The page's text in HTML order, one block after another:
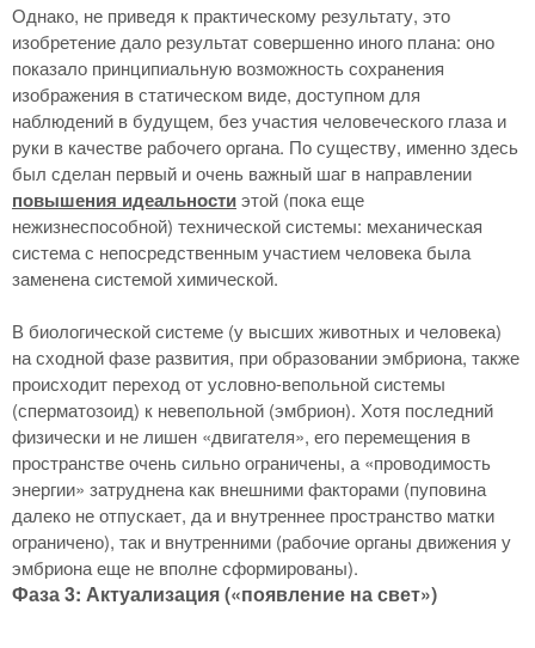
Однако, не приведя к практическому результату, это
изобретение дало результат совершенно иного плана: оно
показало принципиальную возможность сохранения
изображения в статическом виде, доступном для
наблюдений в будущем, без участия человеческого глаза и
руки в качестве рабочего органа. По существу, именно здесь
был сделан первый и очень важный шаг в направлении
повышения идеальностиэтой (пока еще
нежизнеспособной) технической системы: механическая
система с непосредственным участием человека была
заменена системой химической.
В биологической системе (у высших животных и человека)
на сходной фазе развития, при образовании эмбриона, также
происходит переход от условно-вепольной системы
(сперматозоид) к невепольной (эмбрион). Хотя последний
физически и не лишен «двигателя», его перемещения в
пространстве очень сильно ограничены, а «проводимость
энергии» затруднена как внешними факторами (пуповина
далеко не отпускает, да и внутреннее пространство матки
ограничено), так и внутренними (рабочие органы движения у
эмбриона еще не вполне сформированы).
Фаза 3: Актуализация («появление на свет»)